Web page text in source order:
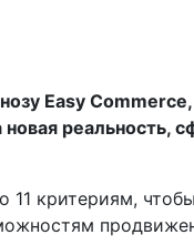
Easy
реальность,
11 критериям,